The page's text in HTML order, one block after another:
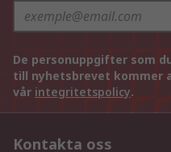
De personuppgifter som
till nyhetsbrevet kommer
vår integritetspolicy.
Kontakta oss